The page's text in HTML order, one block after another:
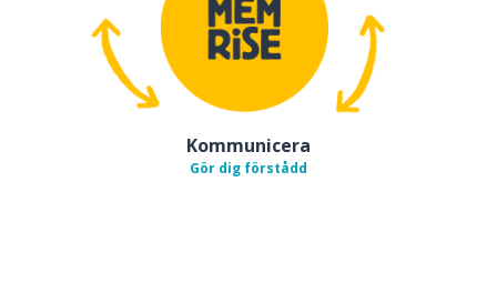
Kommunicera
Gör dig förstådd